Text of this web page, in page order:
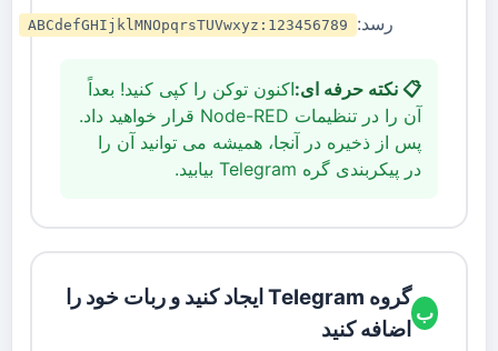
رسد:
123456789:ABCdefGHIjklMNOpqrsTUVwxyz
📋 نکته حرفه ای:اکنون توکن را کپی کنید! بعداً
آن را در تنظیمات Node-RED قرار خواهید داد.
پس از ذخیره در آنجا، همیشه می توانید آن را
در پیکربندی گره Telegram بیابید.
ب
گروه Telegram ایجاد کنید و ربات خود را
اضافه کنید